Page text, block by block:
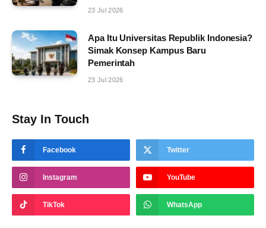
23 Jul 2026
Apa Itu Universitas Republik Indonesia?
Simak Konsep Kampus Baru
Pemerintah
23 Jul 2026
Stay In Touch
Facebook Twitter
Instagram YouTube
TikTok WhatsApp